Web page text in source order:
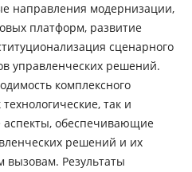
направления модернизации,
платформ, развитие
сценарного
управленческих решений.
комплексного
так и
аспекты, обеспечивающие
решений и их
вызовам. Результаты